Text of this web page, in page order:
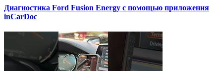
Диагностика Ford Fusion Energy с помощью приложения
inCarDoc